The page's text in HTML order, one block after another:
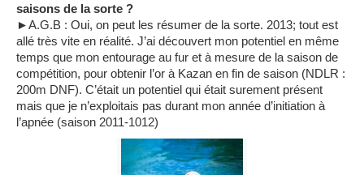
saisons de la sorte ?
►A.G.B : Oui, on peut les résumer de la sorte. 2013; tout est
allé très vite en réalité. J’ai découvert mon potentiel en même
temps que mon entourage au fur et à mesure de la saison de
compétition, pour obtenir l’or à Kazan en fin de saison (NDLR :
200m DNF). C’était un potentiel qui était surement présent
mais que je n’exploitais pas durant mon année d’initiation à
l’apnée (saison 2011-1012)